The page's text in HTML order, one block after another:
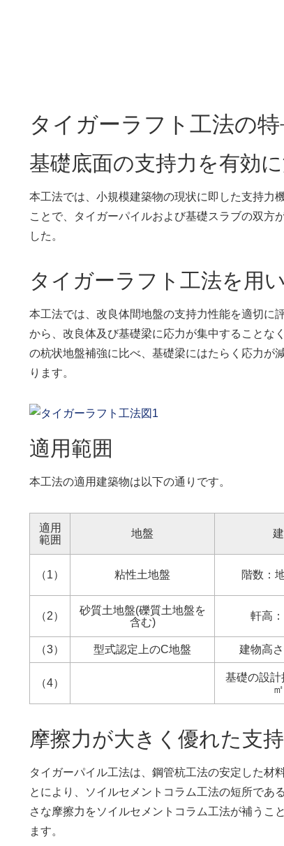
タイガーラフト工法の特
基礎底面の支持力を有効
本工法では、小規模建築物の現状に即した支持力
ことで、タイガーパイルおよび基礎スラブの双方
した。
タイガーラフト工法を用
本工法では、改良体間地盤の支持力性能を適切に
から、改良体及び基礎梁に応力が集中することな
の杭状地盤補強に比べ、基礎梁にはたらく応力が
ります。
適用範囲
本工法の適用建築物は以下の通りです。
適用
範囲
地盤
（1） 粘性土地盤 階数：
（2）
砂質土地盤(礫質土地盤を
含む)
軒高
（3） 型式認定上のC地盤 建物高
（4）
基礎の設
摩擦力が大きく優れた支
タイガーパイル工法は、鋼管杭工法の安定した材
とにより、ソイルセメントコラム工法の短所であ
さな摩擦力をソイルセメントコラム工法が補うこ
ます。